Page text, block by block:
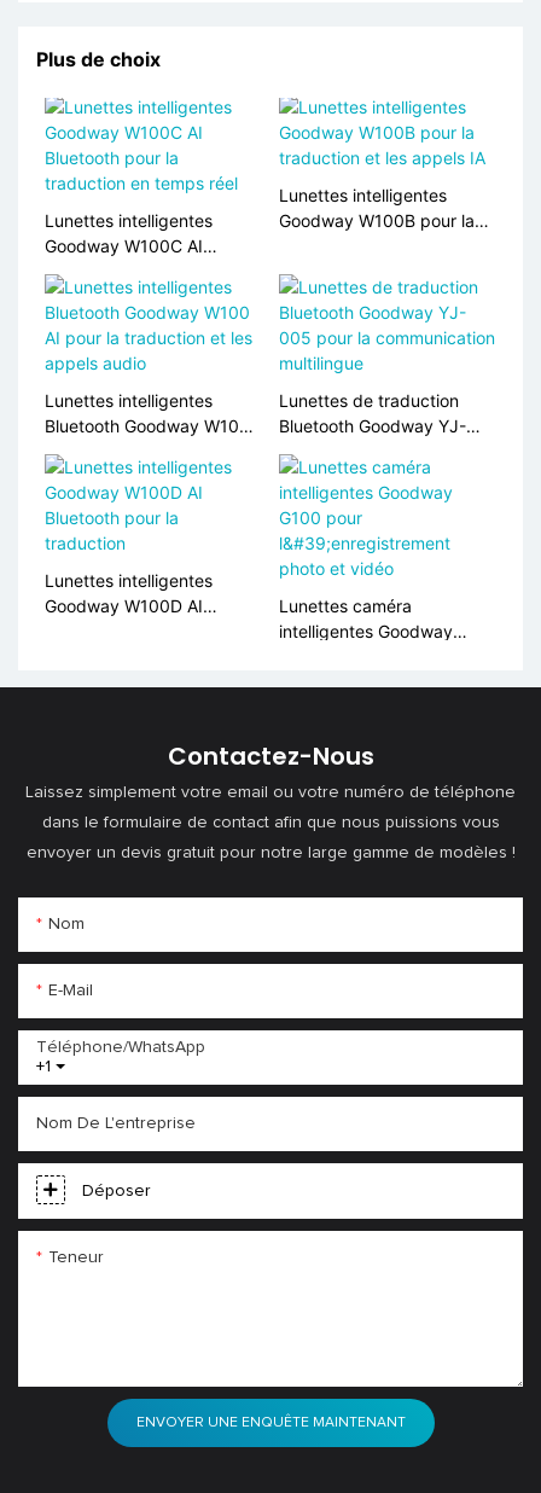
Plus de choix
Lunettes intelligentes
Goodway W100C AI
Bluetooth pour la
traduction en temps réel
Lunettes intelligentes
Goodway W100B pour la
Lunettes intelligentes
Bluetooth Goodway W100
AI pour la traduction et les
appels audio
Lunettes de traduction
Bluetooth Goodway YJ-
005 pour la communication
multilingue
Lunettes intelligentes
Goodway W100D AI
Lunettes caméra
intelligentes Goodway
Contactez-Nous
Laissez simplement votre email ou votre numéro de téléphone
dans le formulaire de contact afin que nous puissions vous
envoyer un devis gratuit pour notre large gamme de modèles !
Nom
E-Mail
+1
Téléphone/WhatsApp
Nom De L'entreprise
Déposer
Teneur
ENVOYER UNE ENQUÊTE MAINTENANT